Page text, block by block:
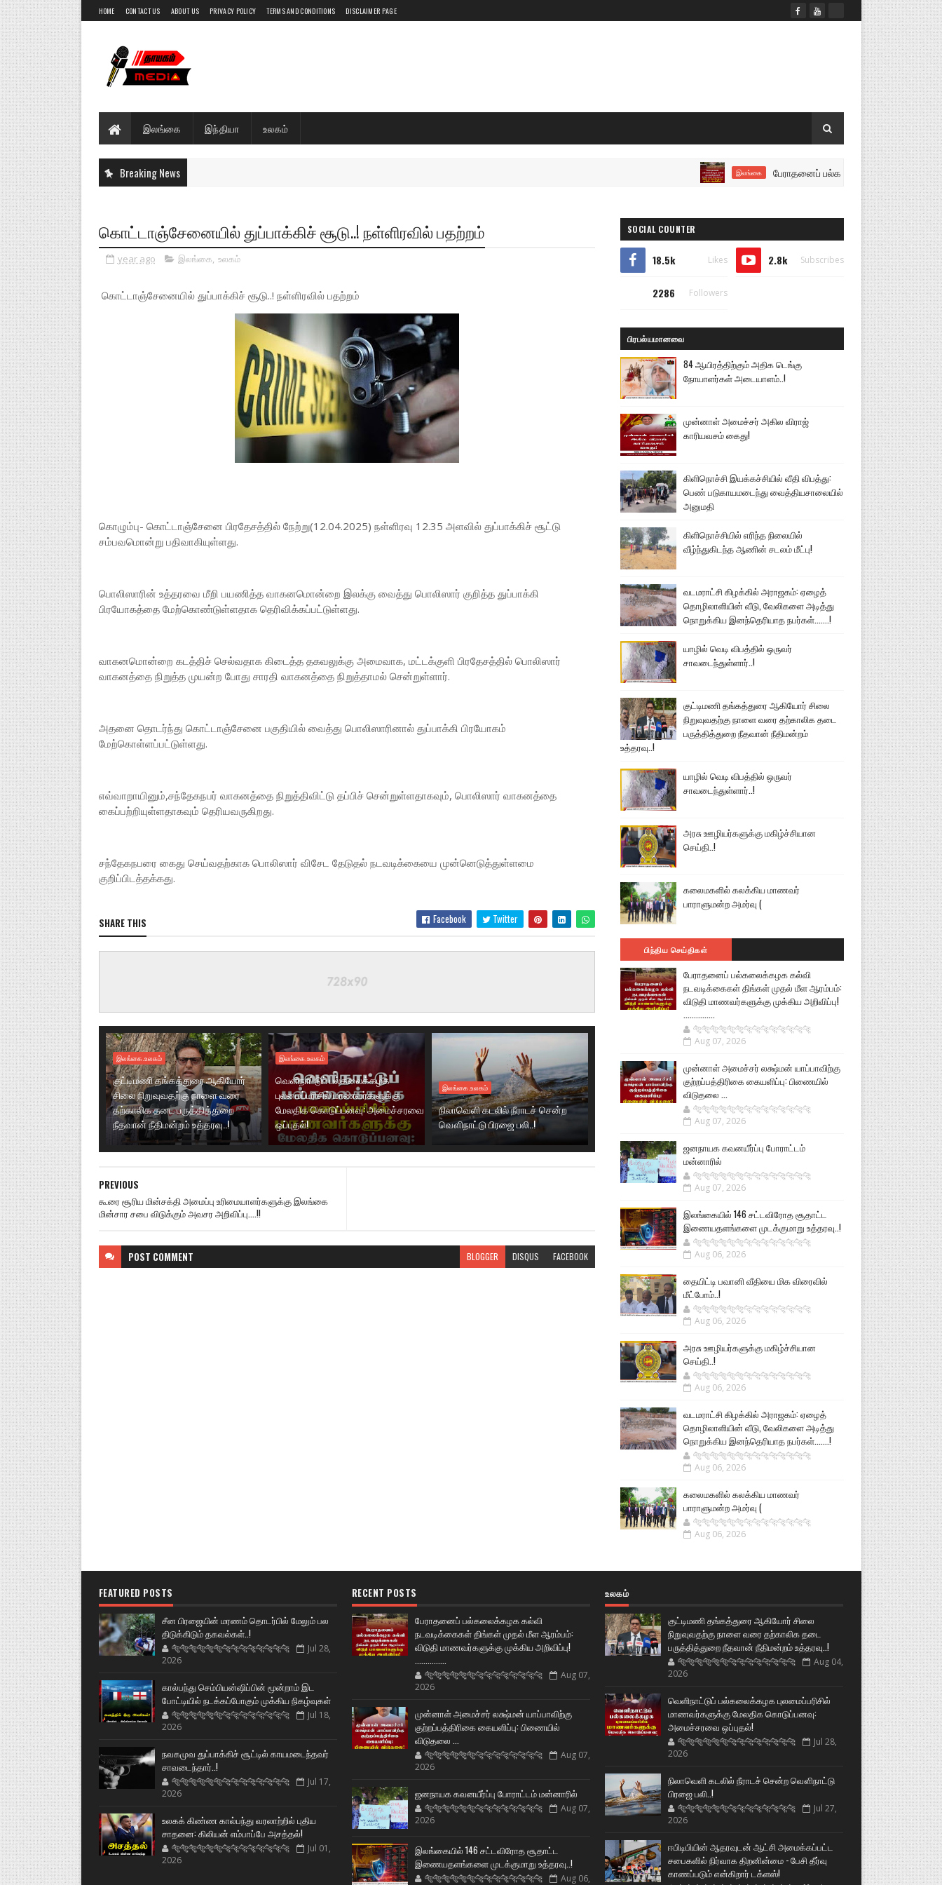
HOME CONTACT US ABOUT US PRIVACY POLICY TERMS AND CONDITIONS DISCLAIMER PAGE
இலங்கை இந்தியா உலகம்
Breaking News இலங்கை பேராதனைப் பல்கலைக்கழக கல்வி நடவடிக்கைகள்
கொட்டாஞ்சேனையில் துப்பாக்கிச் சூடு..! நள்ளிரவில் பதற்றம்
year ago இலங்கை, உலகம்
கொட்டாஞ்சேனையில் துப்பாக்கிச் சூடு..! நள்ளிரவில் பதற்றம்
கொழும்பு- கொட்டாஞ்சேனை பிரதேசத்தில் நேற்று(12.04.2025) நள்ளிரவு 12.35 அளவில் துப்பாக்கிச் சூட்டு
சம்பவமொன்று பதிவாகியுள்ளது.
பொலிஸாரின் உத்தரவை மீறி பயணித்த வாகனமொன்றை இலக்கு வைத்து பொலிஸார் குறித்த துப்பாக்கி
பிரயோகத்தை மேற்கொண்டுள்ளதாக தெரிவிக்கப்பட்டுள்ளது.
வாகனமொன்றை கடத்திச் செல்வதாக கிடைத்த தகவலுக்கு அமைவாக, மட்டக்குளி பிரதேசத்தில் பொலிஸார்
வாகனத்தை நிறுத்த முயன்ற போது சாரதி வாகனத்தை நிறுத்தாமல் சென்றுள்ளார்.
அதனை தொடர்ந்து கொட்டாஞ்சேனை பகுதியில் வைத்து பொலிஸாரினால் துப்பாக்கி பிரயோகம்
மேற்கொள்ளப்பட்டுள்ளது.
எவ்வாறாயினும்,சந்தேகநபர் வாகனத்​தை நிறுத்திவிட்டு தப்பிச் சென்றுள்ளதாகவும், பொலிஸார் வாகனத்தை
கைப்பற்றியுள்ளதாகவும் தெரியவருகிறது.
சந்தேகநபரை கைது செய்வதற்காக பொலிஸார் விசேட தேடுதல் நடவடிக்கையை முன்னெடுத்துள்ளமை
குறிப்பிடத்தக்கது.
SHARE THIS Facebook Twitter
இலங்கை.உலகம்
குட்டிமணி தங்கத்துரை ஆகியோர்
சிலை நிறுவுவதற்கு நாளை வரை
தற்காலிக தடை பருத்தித்துறை
நீதவான் நீதிமன்றம் உத்தரவு..!
இலங்கை.உலகம்
வெளிநாட்டுப் பல்கலைக்கழக
புலமைப்பரிசில் மாணவர்களுக்கு
மேலதிக கொடுப்பனவு: அமைச்சரவை
ஒப்புதல்!
இலங்கை.உலகம்
நிலாவெளி கடலில் நீராடச் சென்ற
வௌிநாட்டு பிரஜை பலி..!
PREVIOUS
கூரை சூரிய மின்சக்தி அமைப்பு உரிமையாளர்களுக்கு இலங்கை
மின்சார சபை விடுக்கும் அவசர அறிவிப்பு....!!
POST COMMENT BLOGGER DISQUS FACEBOOK
SOCIAL COUNTER
18.5k Likes 2.8k Subscribes
2286 Followers
பிரபல்யமானவை
84 ஆயிரத்திற்கும் அதிக டெங்கு
நோயாளர்கள் அடையாளம்..!
முன்னாள் அமைச்சர் அகில விராஜ்
காரியவசம் கைது!
கிளிநொச்சி இயக்கச்சியில் வீதி விபத்து:
பெண் படுகாயமடைந்து வைத்தியசாலையில்
அனுமதி
கிளிநொச்சியில் எரிந்த நிலையில்
வீழ்ந்துகிடந்த ஆணின் சடலம் மீட்பு!
வடமராட்சி கிழக்கில் அராஜகம்: ஏழைத்
தொழிலாளியின் வீடு, வேலிகளை அடித்து
நொறுக்கிய இனந்தெரியாத நபர்கள்.......!
யாழில் வெடி விபத்தில் ஒருவர்
சாவடைந்துள்ளார்..!
குட்டிமணி தங்கத்துரை ஆகியோர் சிலை
நிறுவுவதற்கு நாளை வரை தற்காலிக தடை
பருத்தித்துறை நீதவான் நீதிமன்றம்
உத்தரவு..!
யாழில் வெடி விபத்தில் ஒருவர்
சாவடைந்துள்ளார்..!
அரசு ஊழியர்களுக்கு மகிழ்ச்சியான
செய்தி..!
கலைமகளில் கலக்கிய மாணவர்
பாராளுமன்ற அமர்வு (
பிந்திய செய்திகள்
பேராதனைப் பல்கலைக்கழக கல்வி
நடவடிக்கைகள் திங்கள் முதல் மீள ஆரம்பம்:
விடுதி மாணவர்களுக்கு முக்கிய அறிவிப்பு!
...............
🐅🐅🐅🐅🐅🐅🐆🐆🐆🐆🐆🐆🐆🐆
Aug 07, 2026
முன்னாள் அமைச்சர் லக்ஷ்மன் யாப்பாவிற்கு
குற்றப்பத்திரிகை கையளிப்பு: பிணையில்
விடுதலை ...
🐅🐅🐅🐅🐅🐅🐆🐆🐆🐆🐆🐆🐆🐆
Aug 07, 2026
ஜனநாயக கவனயீர்ப்பு போராட்டம்
மன்னாரில்
🐅🐅🐅🐅🐅🐅🐆🐆🐆🐆🐆🐆🐆🐆
Aug 07, 2026
இலங்கையில் 146 சட்டவிரோத சூதாட்ட
இணையதளங்களை முடக்குமாறு உத்தரவு..!
🐅🐅🐅🐅🐅🐅🐆🐆🐆🐆🐆🐆🐆🐆
Aug 06, 2026
தையிட்டி பவானி வீதியை மிக விரைவில்
மீட்போம்..!
🐅🐅🐅🐅🐅🐅🐆🐆🐆🐆🐆🐆🐆🐆
Aug 06, 2026
அரசு ஊழியர்களுக்கு மகிழ்ச்சியான
செய்தி..!
🐅🐅🐅🐅🐅🐅🐆🐆🐆🐆🐆🐆🐆🐆
Aug 06, 2026
வடமராட்சி கிழக்கில் அராஜகம்: ஏழைத்
தொழிலாளியின் வீடு, வேலிகளை அடித்து
நொறுக்கிய இனந்தெரியாத நபர்கள்.......!
🐅🐅🐅🐅🐅🐅🐆🐆🐆🐆🐆🐆🐆🐆
Aug 06, 2026
கலைமகளில் கலக்கிய மாணவர்
பாராளுமன்ற அமர்வு (
🐅🐅🐅🐅🐅🐅🐆🐆🐆🐆🐆🐆🐆🐆
Aug 06, 2026
FEATURED POSTS
சீன பிரஜையின் மரணம் தொடர்பில் மேலும் பல
திடுக்கிடும் தகவல்கள்..!
🐅🐅🐅🐅🐅🐅🐆🐆🐆🐆🐆🐆🐆🐆
Jul 28,
2026
கால்பந்து செம்பியன்ஷிப்பின் மூன்றாம் இட
போட்டியில் நடக்கப்போகும் முக்கிய நிகழ்வுகள்
🐅🐅🐅🐅🐅🐅🐆🐆🐆🐆🐆🐆🐆🐆
Jul 18,
2026
நவகமுவ துப்பாக்கிச் சூட்டில் காயமடைந்தவர்
சாவடைந்தார்..!
🐅🐅🐅🐅🐅🐅🐆🐆🐆🐆🐆🐆🐆🐆
Jul 17,
2026
உலகக் கிண்ண கால்பந்து வரலாற்றில் புதிய
சாதனை: கிலியன் எம்பாப்பே அசத்தல்!
🐅🐅🐅🐅🐅🐅🐆🐆🐆🐆🐆🐆🐆🐆
Jul 01,
2026
RECENT POSTS
பேராதனைப் பல்கலைக்கழக கல்வி
நடவடிக்கைகள் திங்கள் முதல் மீள ஆரம்பம்:
விடுதி மாணவர்களுக்கு முக்கிய அறிவிப்பு!
...............
🐅🐅🐅🐅🐅🐅🐆🐆🐆🐆🐆🐆🐆🐆
Aug 07,
2026
முன்னாள் அமைச்சர் லக்ஷ்மன் யாப்பாவிற்கு
குற்றப்பத்திரிகை கையளிப்பு: பிணையில்
விடுதலை ...
🐅🐅🐅🐅🐅🐅🐆🐆🐆🐆🐆🐆🐆🐆
Aug 07,
2026
ஜனநாயக கவனயீர்ப்பு போராட்டம் மன்னாரில்
🐅🐅🐅🐅🐅🐅🐆🐆🐆🐆🐆🐆🐆🐆
Aug 07,
2026
இலங்கையில் 146 சட்டவிரோத சூதாட்ட
இணையதளங்களை முடக்குமாறு உத்தரவு..!
🐅🐅🐅🐅🐅🐅🐆🐆🐆🐆🐆🐆🐆🐆
Aug 06,
உலகம்
குட்டிமணி தங்கத்துரை ஆகியோர் சிலை
நிறுவுவதற்கு நாளை வரை தற்காலிக தடை
பருத்தித்துறை நீதவான் நீதிமன்றம் உத்தரவு..!
🐅🐅🐅🐅🐅🐅🐆🐆🐆🐆🐆🐆🐆🐆
Aug 04,
2026
வெளிநாட்டுப் பல்கலைக்கழக புலமைப்பரிசில்
மாணவர்களுக்கு மேலதிக கொடுப்பனவு:
அமைச்சரவை ஒப்புதல்!
🐅🐅🐅🐅🐅🐅🐆🐆🐆🐆🐆🐆🐆🐆
Jul 28,
2026
நிலாவெளி கடலில் நீராடச் சென்ற வௌிநாட்டு
பிரஜை பலி..!
🐅🐅🐅🐅🐅🐅🐆🐆🐆🐆🐆🐆🐆🐆
Jul 27,
2026
ஈபிடிபியின் ஆதரவுடன் ஆட்சி அமைக்கப்பட்ட
சபைகளில் நிர்வாக திறனின்மை - பேசி தீர்வு
காணப்படும் என்கிறார் டக்ளஸ்!